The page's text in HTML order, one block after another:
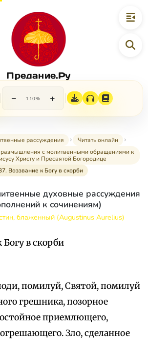
Предание.Ру
− 110% +
рассуждения
Читать онлайн
с молитвенными обращениями к
Христу и Пресвятой Богородице
Воззвание к Богу в скорби
духовные рассуждения
к сочинениям)
блаженный (Augustinus Aurelius)
Богу в скорби
помилуй, Святой, помилуй
грешника, позорное
приемлющего,
Зло, сделанное